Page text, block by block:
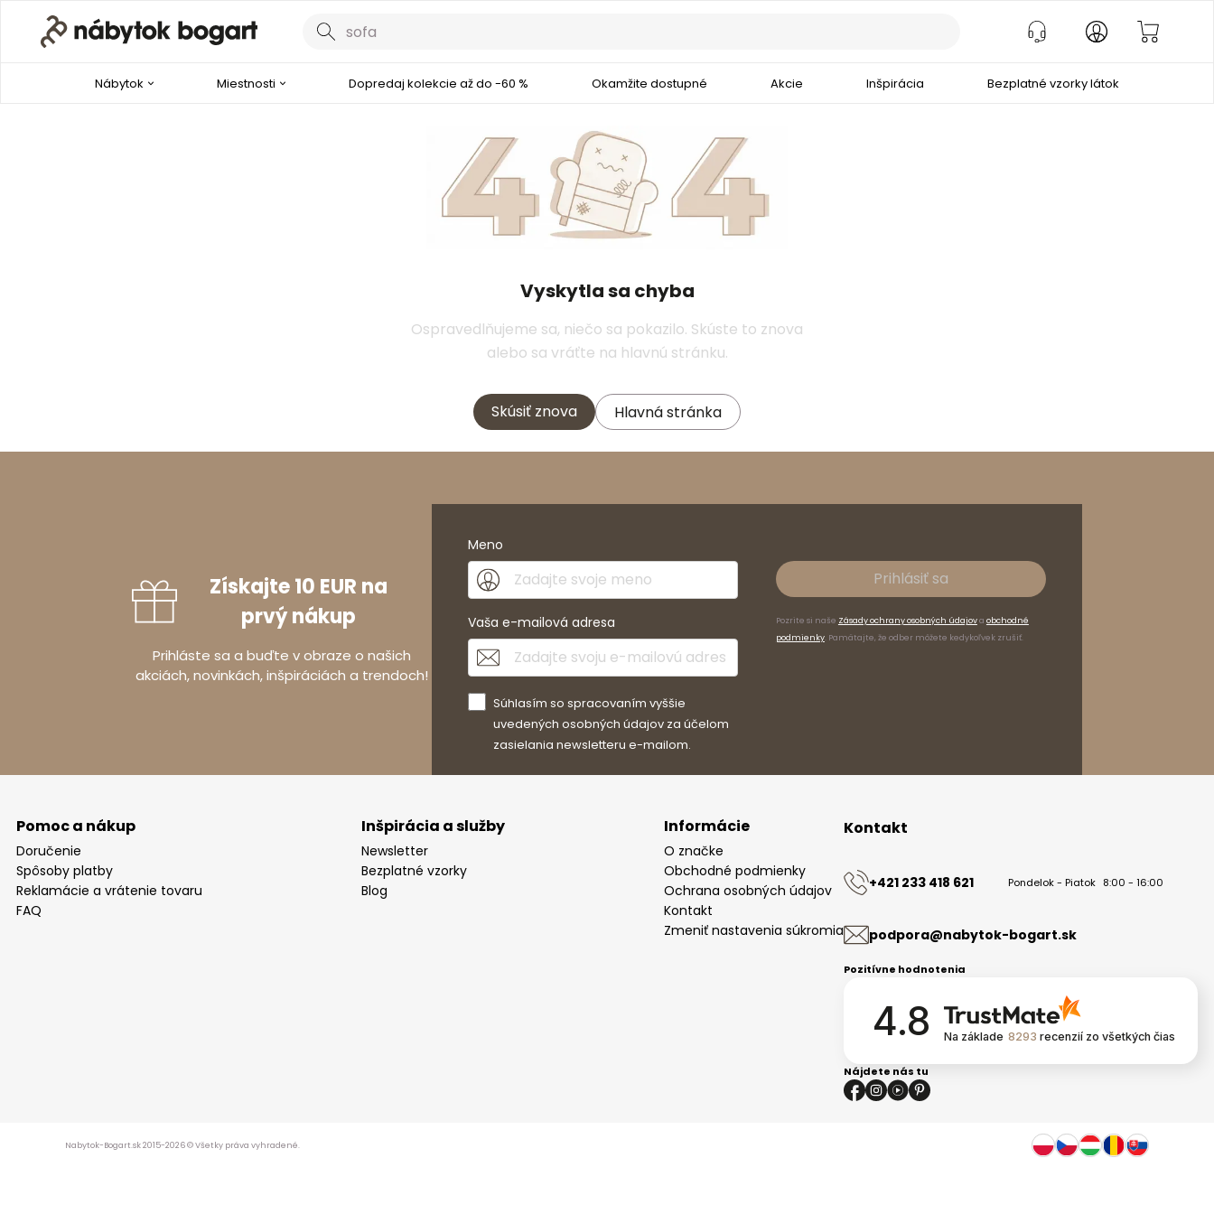
Nábytok Miestnosti Dopredaj kolekcie až do -60 % Okamžite dostupné Akcie Inšpirácia Bezplatné vzorky látok
Vyskytla sa chyba
Ospravedlňujeme sa, niečo sa pokazilo. Skúste to znova
alebo sa vráťte na hlavnú stránku.
Skúsiť znova Hlavná stránka
Získajte 10 EUR na
prvý nákup
Prihláste sa a buďte v obraze o našich
akciách, novinkách, inšpiráciách a trendoch!
Meno
Vaša e-mailová adresa
Súhlasím so spracovaním vyššie
uvedených osobných údajov za účelom
zasielania newsletteru e-mailom.
Prihlásiť sa
Pozrite si naše Zásady ochrany osobných údajova obchodné
podmienky. Pamätajte, že odber môžete kedykoľvek zrušiť.
Pomoc a nákup
Doručenie
Spôsoby platby
Reklamácie a vrátenie tovaru
FAQ
Inšpirácia a služby
Newsletter
Bezplatné vzorky
Blog
Informácie
O značke
Obchodné podmienky
Ochrana osobných údajov
Kontakt
Zmeniť nastavenia súkromia
Kontakt
+421 233 418 621 Pondelok - Piatok 8:00 - 16:00
podpora@nabytok-bogart.sk
Pozitívne hodnotenia
4.8 Na základe 8293 recenzií zo všetkých čias
Nájdete nás tu
Nabytok-Bogart.sk 2015-2026 © Všetky práva vyhradené.